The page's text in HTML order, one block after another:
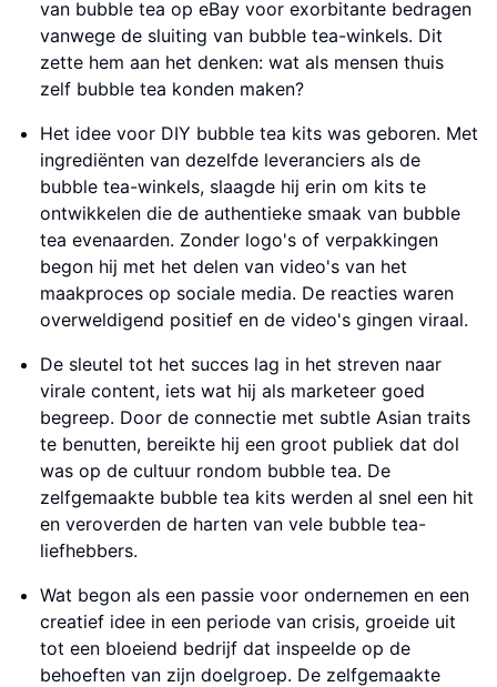
van bubble tea op eBay voor exorbitante bedragen
vanwege de sluiting van bubble tea-winkels. Dit
zette hem aan het denken: wat als mensen thuis
zelf bubble tea konden maken?
Het idee voor DIY bubble tea kits was geboren. Met
ingrediënten van dezelfde leveranciers als de
bubble tea-winkels, slaagde hij erin om kits te
ontwikkelen die de authentieke smaak van bubble
tea evenaarden. Zonder logo's of verpakkingen
begon hij met het delen van video's van het
maakproces op sociale media. De reacties waren
overweldigend positief en de video's gingen viraal.
De sleutel tot het succes lag in het streven naar
virale content, iets wat hij als marketeer goed
begreep. Door de connectie met subtle Asian traits
te benutten, bereikte hij een groot publiek dat dol
was op de cultuur rondom bubble tea. De
zelfgemaakte bubble tea kits werden al snel een hit
en veroverden de harten van vele bubble tea-
liefhebbers.
Wat begon als een passie voor ondernemen en een
creatief idee in een periode van crisis, groeide uit
tot een bloeiend bedrijf dat inspeelde op de
behoeften van zijn doelgroep. De zelfgemaakte